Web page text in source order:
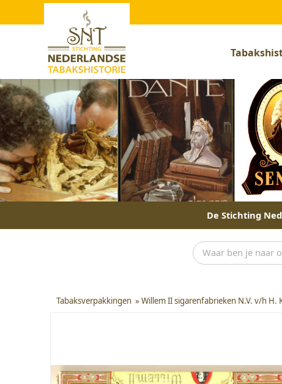
De Stichting
Tabaksverpakkingen » Willem II sigarenfabrieken N.V. v/h H.